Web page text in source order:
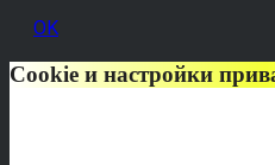
OK
Cookie и настройки